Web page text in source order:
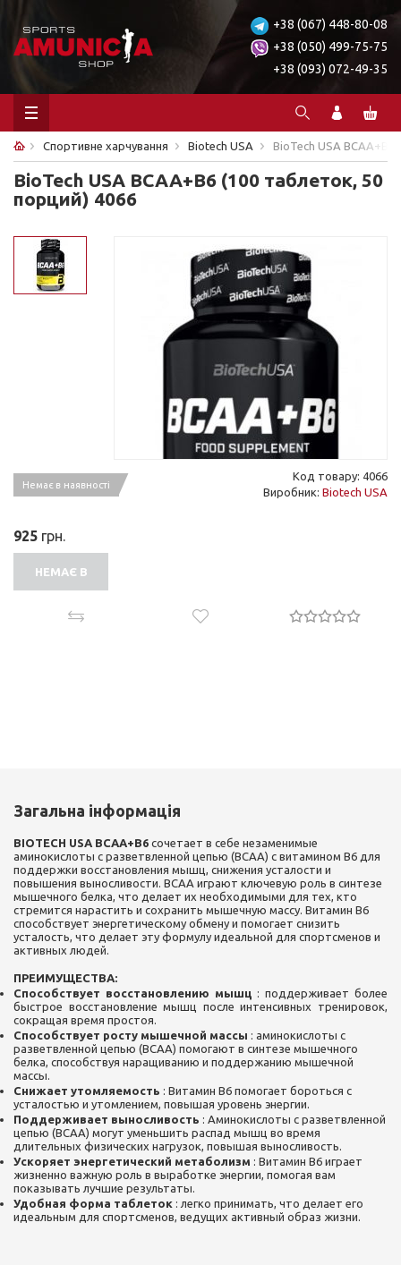
+38 (067) 448-80-08
+38 (050) 499-75-75
+38 (093) 072-49-35
Спортивне харчування Biotech USA BioTech USA
BioTech USA BCAA+B6 (100 таблеток, 50
порций) 4066
Немає в наявності
Код товару: 4066
Виробник: Biotech USA
925 грн.
НЕМАЄ В
Загальна інформація
BIOTECH USA BCAA+B6 сочетает в себе незаменимые
аминокислоты с разветвленной цепью (BCAA) с витамином B6 для
поддержки восстановления мышц, снижения усталости и
повышения выносливости. BCAA играют ключевую роль в синтезе
мышечного белка, что делает их необходимыми для тех, кто
стремится нарастить и сохранить мышечную массу. Витамин B6
способствует энергетическому обмену и помогает снизить
усталость, что делает эту формулу идеальной для спортсменов и
активных людей.
ПРЕИМУЩЕСТВА:
Способствует восстановлению мышц : поддерживает более
быстрое восстановление мышц после интенсивных тренировок,
сокращая время простоя.
Способствует росту мышечной массы : аминокислоты с
разветвленной цепью (BCAA) помогают в синтезе мышечного
белка, способствуя наращиванию и поддержанию мышечной
массы.
Снижает утомляемость : Витамин B6 помогает бороться с
усталостью и утомлением, повышая уровень энергии.
Поддерживает выносливость : Аминокислоты с разветвленной
цепью (BCAA) могут уменьшить распад мышц во время
длительных физических нагрузок, повышая выносливость.
Ускоряет энергетический метаболизм : Витамин B6 играет
жизненно важную роль в выработке энергии, помогая вам
показывать лучшие результаты.
Удобная форма таблеток : легко принимать, что делает его
идеальным для спортсменов, ведущих активный образ жизни.